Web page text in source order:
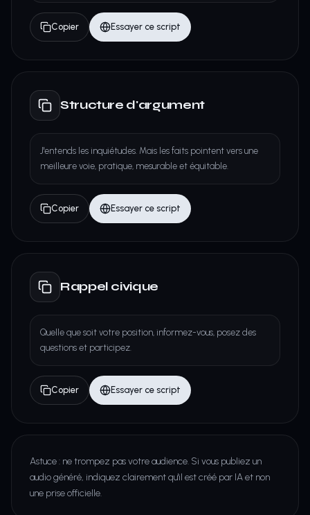
Copier Essayer ce script
Structure d'argument
J'entends les inquiétudes. Mais les faits pointent vers une
meilleure voie, pratique, mesurable et équitable.
Copier Essayer ce script
Rappel civique
Quelle que soit votre position, informez-vous, posez des
questions et participez.
Copier Essayer ce script
Astuce : ne trompez pas votre audience. Si vous publiez un
audio généré, indiquez clairement qu'il est créé par IA et non
une prise officielle.